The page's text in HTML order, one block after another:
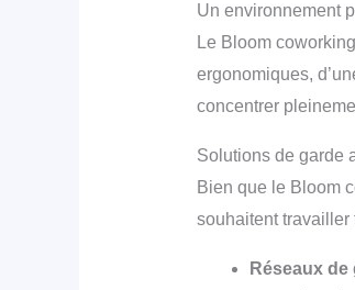
Un environnement
Le Bloom
ergonomiques,
concentrer
Solutions de garde
Bien que le Bloom
souhaitent travailler
Réseaux